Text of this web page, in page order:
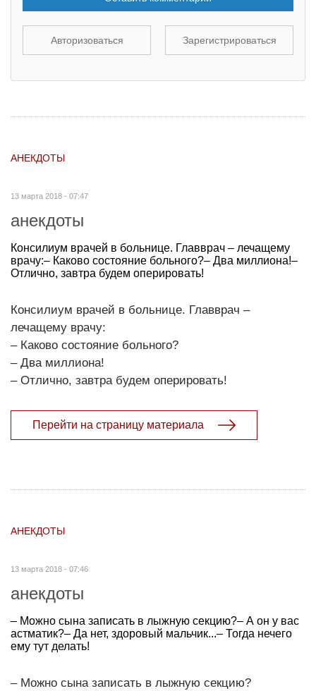
Авторизоваться Зарегистрироваться
АНЕКДОТЫ
13 марта 2018 - 07:47
анекдоты
Консилиум врачей в больнице. Главврач – лечащему
врачу:– Каково состояние больного?– Два миллиона!–
Отлично, завтра будем оперировать!
Консилиум врачей в больнице. Главврач –
лечащему врачу:
– Каково состояние больного?
– Два миллиона!
– Отлично, завтра будем оперировать!
Перейти на страницу материала
АНЕКДОТЫ
13 марта 2018 - 07:46
анекдоты
– Можно сына записать в лыжную секцию?– А он у вас
астматик?– Да нет, здоровый мальчик...– Тогда нечего
ему тут делать!
– Можно сына записать в лыжную секцию?